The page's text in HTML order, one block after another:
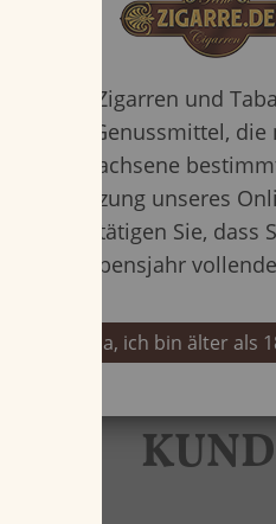
Zigarren und
Genussmittel,
Erwachsene
Nutzung unseres
bestätigen Sie, dass
Lebensjahr
Ja, ich bin älter als